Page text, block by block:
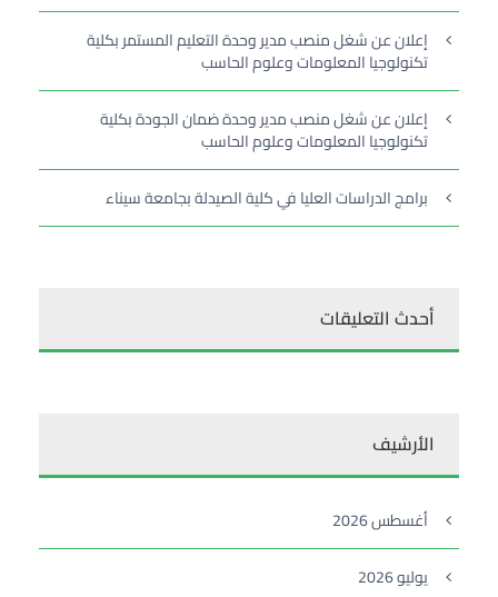
إعلان عن شغل منصب مدير وحدة التعليم المستمر بكلية
تكنولوجيا المعلومات وعلوم الحاسب
إعلان عن شغل منصب مدير وحدة ضمان الجودة بكلية
تكنولوجيا المعلومات وعلوم الحاسب
برامج الدراسات العليا في كلية الصيدلة بجامعة سيناء
أحدث التعليقات
الأرشيف
أغسطس 2026
يوليو 2026